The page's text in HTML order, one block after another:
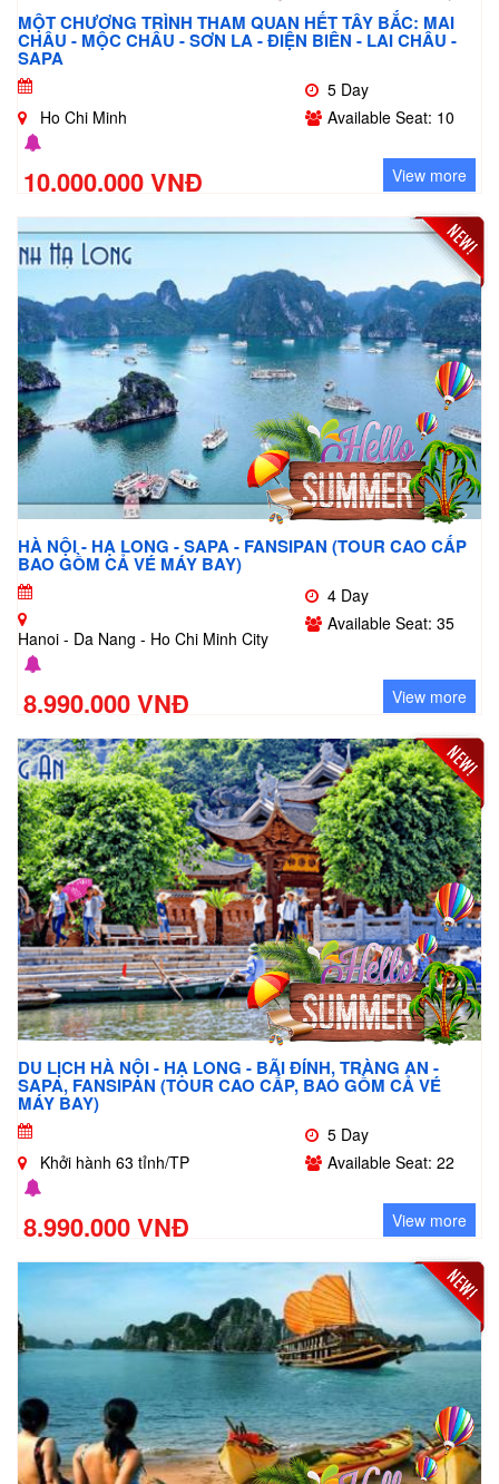
MỘT CHƯƠNG TRÌNH THAM QUAN HẾT TÂY BẮC: MAI
CHÂU - MỘC CHÂU - SƠN LA - ĐIỆN BIÊN - LAI CHÂU -
SAPA
5 Day
Ho Chi Minh
Available Seat: 10
10.000.000 VNĐ View more
HÀ NỘI - HẠ LONG - SAPA - FANSIPAN (TOUR CAO CẤP
BAO GỒM CẢ VÉ MÁY BAY)
4 Day
Hanoi - Da Nang - Ho Chi Minh City
Available Seat: 35
8.990.000 VNĐ View more
DU LỊCH HÀ NỘI - HẠ LONG - BÃI ĐÍNH, TRÀNG AN -
SAPA, FANSIPAN (TOUR CAO CẤP, BAO GỒM CẢ VÉ
MÁY BAY)
5 Day
Khởi hành 63 tỉnh/TP
Available Seat: 22
8.990.000 VNĐ View more